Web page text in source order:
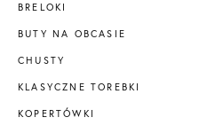
BRELOKI
BUTY NA OBCASIE
CHUSTY
KLASYCZNE TOREBKI
KOPERTÓWKI